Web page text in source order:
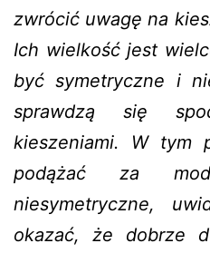
zwrócić uwagę na
Ich wielkość jest
być symetryczne i
sprawdzą się
kieszeniami. W tym
podążać za
niesymetryczne,
okazać, że dobrze